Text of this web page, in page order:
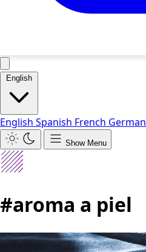
English
English Spanish French German
Show Menu
#aroma a piel